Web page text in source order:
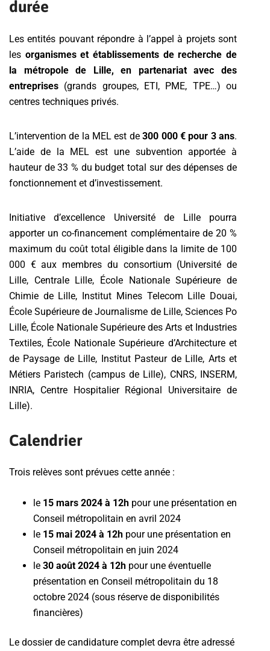
durée
Les entités pouvant répondre à l’appel à projets sont
les organismes et établissements de recherche de
la métropole de Lille, en partenariat avec des
entreprises (grands groupes, ETI, PME, TPE…) ou
centres techniques privés.
L’intervention de la MEL est de300 000 € pour 3 ans.
L’aide de la MEL est une subvention apportée à
hauteur de 33 % du budget total sur des dépenses de
fonctionnement et d’investissement.
Initiative d’excellence Université de Lille pourra
apporter un co-financement complémentaire de 20 %
maximum du coût total éligible dans la limite de 100
000 € aux membres du consortium (Université de
Lille, Centrale Lille, École Nationale Supérieure de
Chimie de Lille, Institut Mines Telecom Lille Douai,
École Supérieure de Journalisme de Lille, Sciences Po
Lille, École Nationale Supérieure des Arts et Industries
Textiles, École Nationale Supérieure d’Architecture et
de Paysage de Lille, Institut Pasteur de Lille, Arts et
Métiers Paristech (campus de Lille), CNRS, INSERM,
INRIA, Centre Hospitalier Régional Universitaire de
Lille).
Calendrier
Trois relèves sont prévues cette année :
le 15 mars 2024 à 12h pour une présentation en
Conseil métropolitain en avril 2024
le 15 mai 2024 à 12h pour une présentation en
Conseil métropolitain en juin 2024
le 30 août 2024 à 12h pour une éventuelle
présentation en Conseil métropolitain du 18
octobre 2024 (sous réserve de disponibilités
financières)
Le dossier de candidature complet devra être adressé